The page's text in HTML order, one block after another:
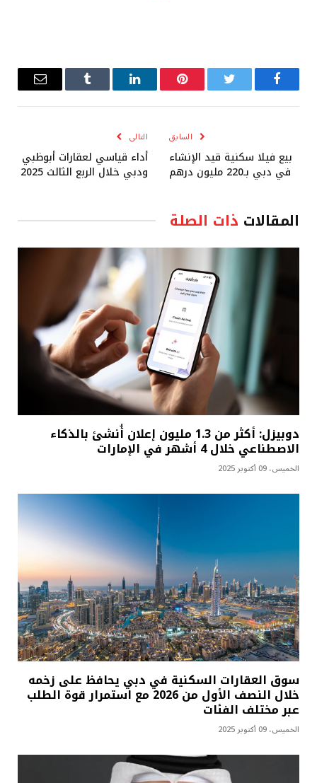
فيسبوك تويتر بينتيريستلينكدإن Tumblr
البريد
السابق
بيع فيلا سكنية قيد الإنشاء
في دبي بـ220 مليون درهم
التالى
أداء قياسي لعقارات أبوظبي
ودبي خلال الربع الثالث 2025
المقالات ذات الصلة
دوبيزل: أكثر من 1.3 مليون إعلان أُنشئ بالذكاء
الاصطناعي خلال 4 أشهر في الإمارات
الخميس، 09 أكتوبر 2025
سوق العقارات السكنية في دبي يحافظ على زخمه
خلال النصف الأول من 2026 مع استمرار قوة الطلب
عبر مختلف الفئات
الخميس، 09 أكتوبر 2025